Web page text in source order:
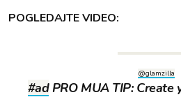
POGLEDAJTE VIDEO:
@glamzilla
#adPRO MUA TIP: Create